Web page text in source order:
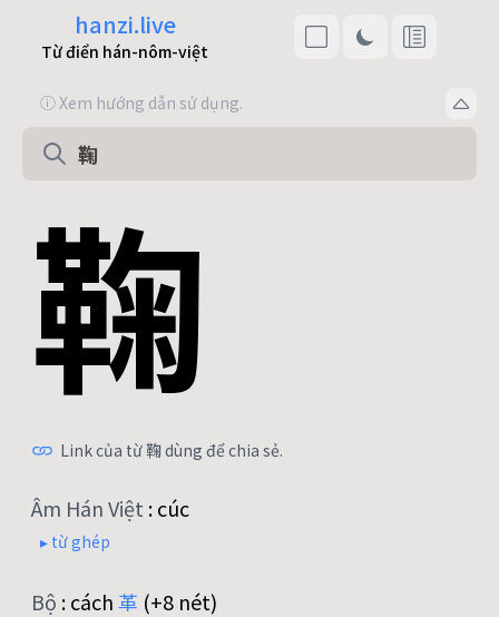
hanzi.live
Từ điển hán-nôm-việt
ⓘ Xem hướng dẫn sử dụng.
鞠
Link của từ 鞠 dùng để chia sẻ.
Âm Hán Việt :cúc
▸ từ ghép
Bộ :cách革 (+8 nét)